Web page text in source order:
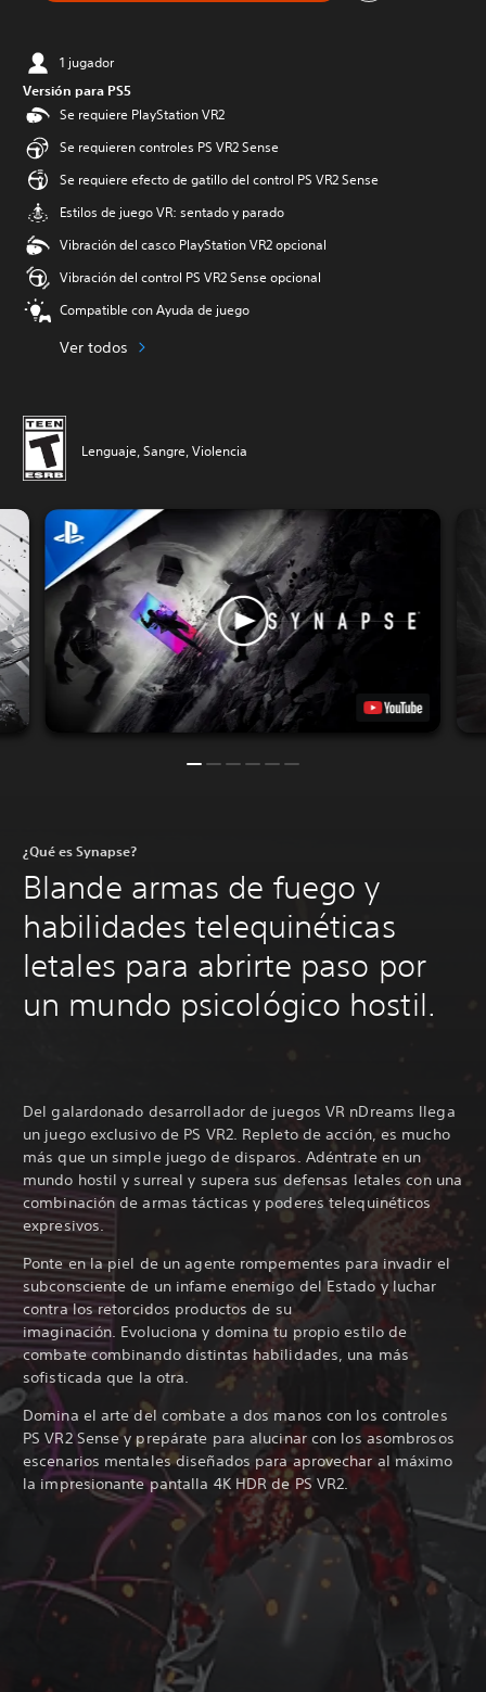
1 jugador
Versión para PS5
Se requiere PlayStation VR2
Se requieren controles PS VR2 Sense
Se requiere efecto de gatillo del control PS VR2 Sense
Estilos de juego VR: sentado y parado
Vibración del casco PlayStation VR2 opcional
Vibración del control PS VR2 Sense opcional
Compatible con Ayuda de juego
Ver todos
Lenguaje, Sangre, Violencia
¿Qué es Synapse?
Blande armas de fuego y
habilidades telequinéticas
letales para abrirte paso por
un mundo psicológico hostil.
Del galardonado desarrollador de juegos VR nDreams llega
un juego exclusivo de PS VR2. Repleto de acción, es mucho
más que un simple juego de disparos. Adéntrate en un
mundo hostil y surreal y supera sus defensas letales con una
combinación de armas tácticas y poderes telequinéticos
expresivos.
Ponte en la piel de un agente rompementes para invadir el
subconsciente de un infame enemigo del Estado y luchar
contra los retorcidos productos de su
imaginación. Evoluciona y domina tu propio estilo de
combate combinando distintas habilidades, una más
sofisticada que la otra.
Domina el arte del combate a dos manos con los controles
PS VR2 Sense y prepárate para alucinar con los asombrosos
escenarios mentales diseñados para aprovechar al máximo
la impresionante pantalla 4K HDR de PS VR2.